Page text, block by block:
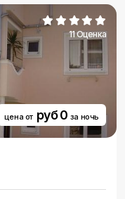
11 Оценка
цена от руб 0 за ночь